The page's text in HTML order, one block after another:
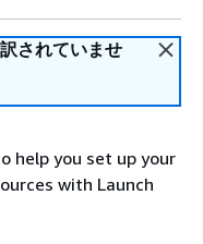
されていませ
help you set up your
with Launch